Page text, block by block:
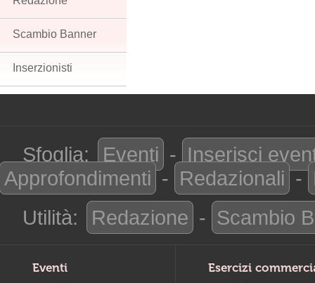
Scambio Banner
Inserzionisti
Sfoglia: Eventi - Inserisci
Approfondimenti - Redazionali -
Utilità:
Redazione - Scambio
Eventi Esercizi